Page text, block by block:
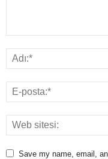
Save my name, email,